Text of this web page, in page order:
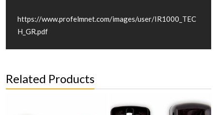
https://www.profelmnet.com/images/user/IR1000_TEC
H_GR.pdf
Related Products